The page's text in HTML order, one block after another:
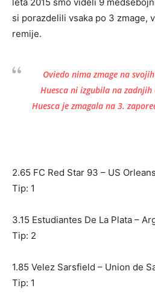
si porazdelili vsaka po 3 zmage,
remije.
Oviedo nima zmage na
Huesca ni izgubila na
Huesca je zmagala na 3.
2.65 FC Red Star 93 – US
Tip: 1
3.15 Estudiantes De La Plata –
Tip: 2
1.85 Velez Sarsfield – Union de
Tip: 1